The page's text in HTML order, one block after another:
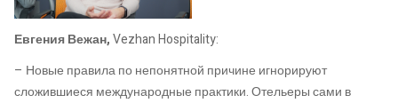
Евгения Вежан,Vezhan Hospitality:
– Новые правила по непонятной причине игнорируют
сложившиеся международные практики. Отельеры сами в